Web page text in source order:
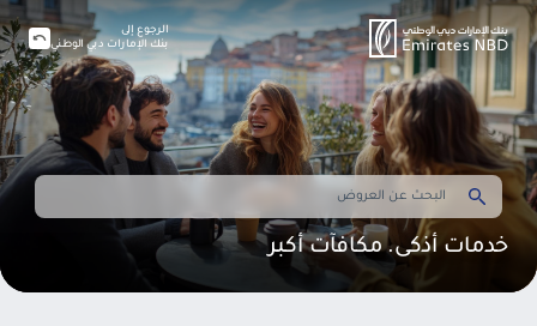
خدمات أذكى. مكافآت أكبر
الرجوع إلى
بنك الإمارات دبي الوطني